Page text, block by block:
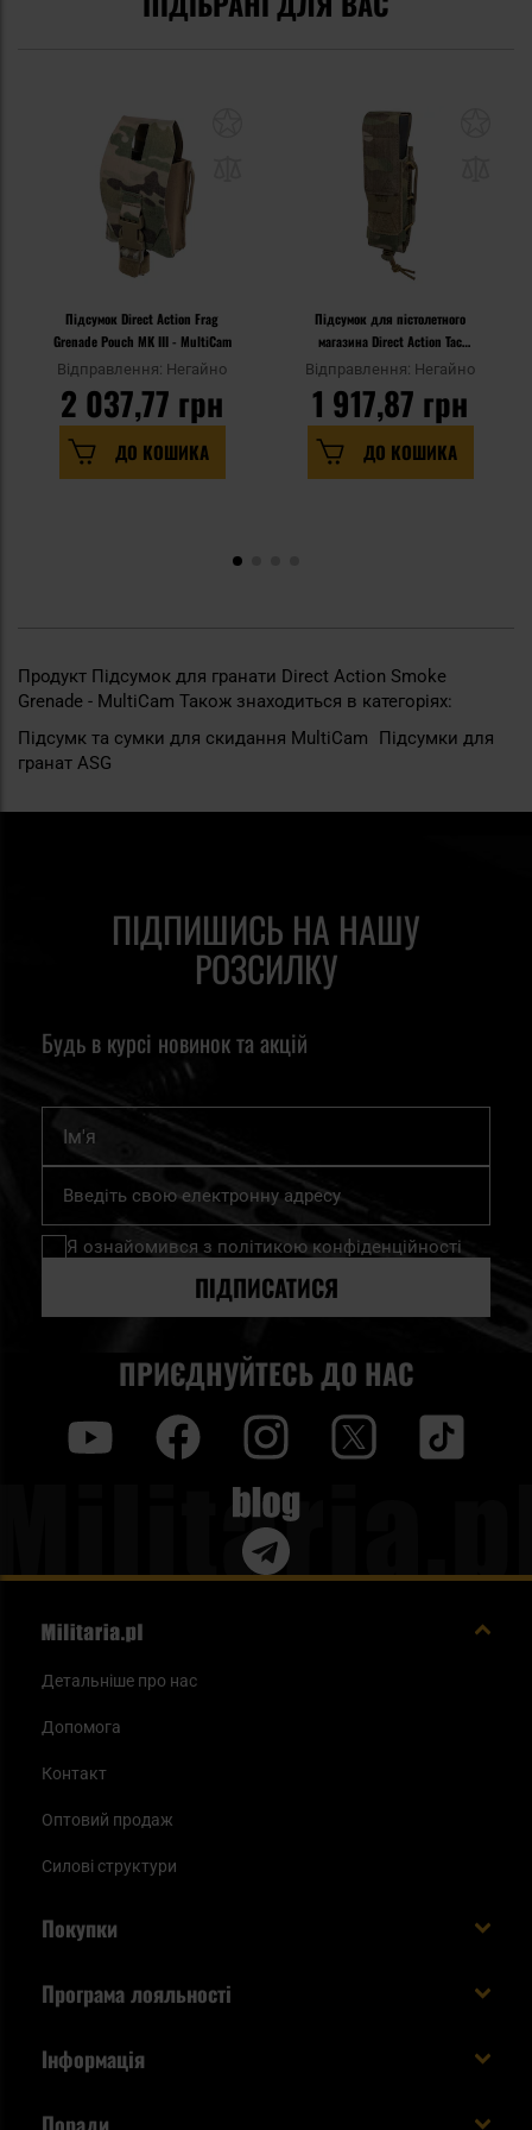
Підсумок Direct Action Frag
Grenade Pouch MK III - MultiCam
Відправлення: Негайно
2 037,77 грн
ДО КОШИКА
Підсумок для пістолетного
магазина Direct Action Tac
Reload Pouch Pistol MK II -
Відправлення: Негайно
1 917,87 грн
ДО КОШИКА
Продукт Підсумок для гранати Direct Action Smoke
Grenade - MultiCam Також знаходиться в категоріях:
Підсумк та сумки для скидання MultiCam
Підсумки для
гранат ASG
ПІДПИШИСЬ НА НАШУ
РОЗСИЛКУ
Будь в курсі новинок та акцій
Підпишіться
нашу
розсилку
Я ознайомився з політикою конфіденційності
ПІДПИСАТИСЯ
ПРИЄДНУЙТЕСЬ ДО НАС
Blog
Детальніше про нас
Допомога
Контакт
Оптовий продаж
Силові структури
Покупки
Способи оплати
Статус замовлення
Програма лояльності
Інформація